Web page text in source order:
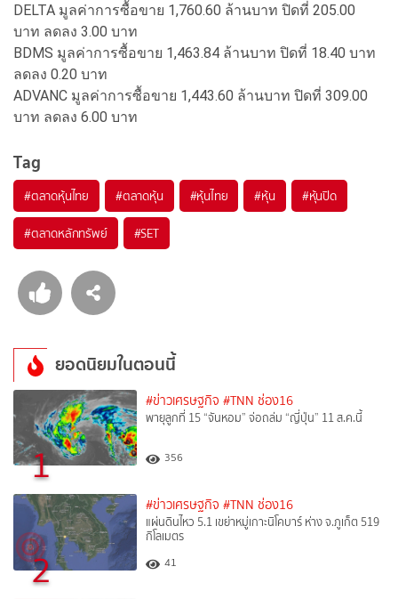
DELTA มูลค่าการซื้อขาย 1,760.60 ล้านบาท ปิดที่ 205.00
บาท ลดลง 3.00 บาท
BDMS มูลค่าการซื้อขาย 1,463.84 ล้านบาท ปิดที่ 18.40 บาท
ลดลง 0.20 บาท
ADVANC มูลค่าการซื้อขาย 1,443.60 ล้านบาท ปิดที่ 309.00
บาท ลดลง 6.00 บาท
Tag
#ตลาดหุ้นไทย #ตลาดหุ้น #หุ้นไทย #หุ้น #หุ้นปิด
#ตลาดหลักทรัพย์ #SET
ยอดนิยมในตอนนี้
1
#ข่าวเศรษฐกิจ #TNN ช่อง16
พายุลูกที่ 15 “จันหอม” จ่อถล่ม “ญี่ปุ่น” 11 ส.ค.นี้
356
2
#ข่าวเศรษฐกิจ #TNN ช่อง16
แผ่นดินไหว 5.1 เขย่าหมู่เกาะนิโคบาร์ ห่าง จ.ภูเก็ต 519
กิโลเมตร
41